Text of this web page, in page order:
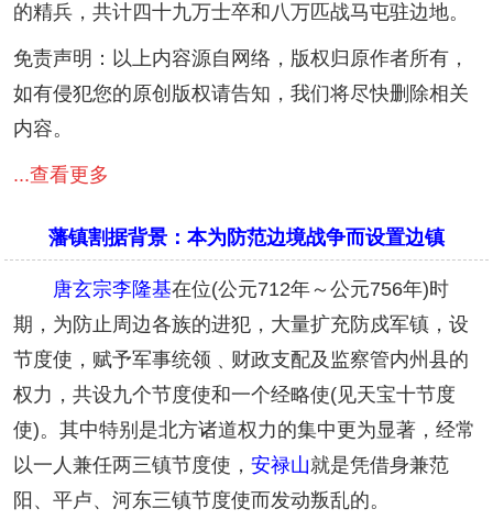
的精兵，共计四十九万士卒和八万匹战马屯驻边地。
免责声明：以上内容源自网络，版权归原作者所有，
如有侵犯您的原创版权请告知，我们将尽快删除相关
内容。
...查看更多
藩镇割据背景：本为防范边境战争而设置边镇
唐玄宗李隆基在位(公元712年～公元756年)时
期，为防止周边各族的进犯，大量扩充防戍军镇，设
节度使，赋予军事统领﹑财政支配及监察管内州县的
权力，共设九个节度使和一个经略使(见天宝十节度
使)。其中特别是北方诸道权力的集中更为显著，经常
以一人兼任两三镇节度使， 安禄山就是凭借身兼范
阳、平卢、河东三镇节度使而发动叛乱的。